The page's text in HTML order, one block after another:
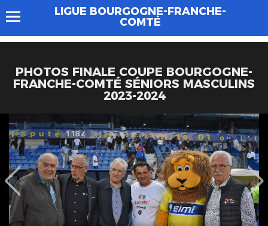
LIGUE BOURGOGNE-FRANCHE-
COMTÉ
PHOTOS FINALE COUPE BOURGOGNE-
FRANCHE-COMTÉ SÉNIORS MASCULINS
2023-2024